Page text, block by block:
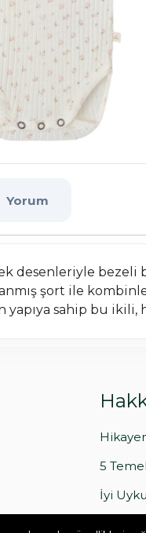
Yorum
desenleriyle
şort ile
sahip bu
5
İyi